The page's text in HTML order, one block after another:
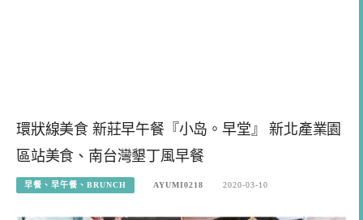
環狀線美食 新莊早午餐『小岛。早堂』 新北產業園
區站美食、南台灣墾丁風早餐
早餐、早午餐、BRUNCH AYUMI0218 2020-03-10